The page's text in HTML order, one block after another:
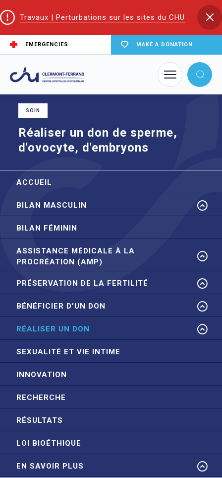
Travaux | Perturbations sur les sites du CHU
EMERGENCIES MAKE A DONATION
Home
Réaliser un don de sperme, d'ovocyte, d'embryons
SOIN
Réaliser un don de sperme,
d'ovocyte, d'embryons
ACCUEIL
BILAN MASCULIN
BILAN FÉMININ
ASSISTANCE MÉDICALE À LA
PROCRÉATION (AMP)
PRÉSERVATION DE LA FERTILITÉ
BÉNÉFICIER D'UN DON
RÉALISER UN DON
SEXUALITÉ ET VIE INTIME
INNOVATION
RECHERCHE
RÉSULTATS
LOI BIOÉTHIQUE
EN SAVOIR PLUS